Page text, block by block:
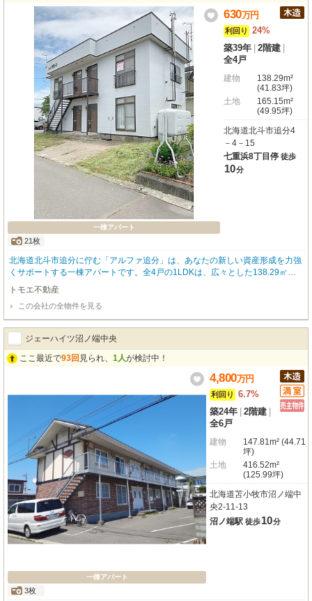
5%と、投資物件としても魅力的な一室です。ご自身の住まいとして、また将
来を見据えた資産形成としても、ぜひご検討ください。
一棟アパート
21枚
630万円
利回り
24%
築39年 2階建
全4戸
建物
138.29m²
(41.83坪)
土地
165.15m²
(49.95坪)
北海道北斗市追分4
－4－15
七重浜8丁目停 徒歩
10分
北海道北斗市追分に佇む「アルファ追分」は、あなたの新しい資産形成を力強
くサポートする一棟アパートです。全4戸の1LDKは、広々とした138.29㎡の
木造2階建て。630万円という魅力的な価格で、想定利回り24.0%（年間想定
収入151.2万円）と、高い収益性をご期待いただけます。現在2戸が賃貸中で、
残る2戸も月額32,000円【内訳（月額賃料30,000円・月額駐車場使用料金2,00
0円）】で入居者を募集中。ペット相談可、バス・トイレ別といった人気の設
備を完備しており、入居者様にも喜ばれることでしょう。敷地内には4台分の
駐車場もございますので、お車をお持ちの方にも便利です。角地に位置し、開
放感のある立地も魅力の一つ。周辺にはコンビニやショッピングセンター、銀
産運用をお考えの方に、ぜひ一度ご検討いただきたい物件です。現在空室の10
トモエ不動産
この会社の全物件を見る
ジェーハイツ沼ノ端中央
ここ最近で93回 見られ、 1人が検討中！
一棟アパート
3枚
4,800万円
利回り
6.7%
築24年 2階建
全6戸
建物
147.81m² (44.71
坪)
土地
416.52m²
(125.99坪)
北海道苫小牧市沼ノ端中
央2-11-13
沼ノ端駅 徒歩10分